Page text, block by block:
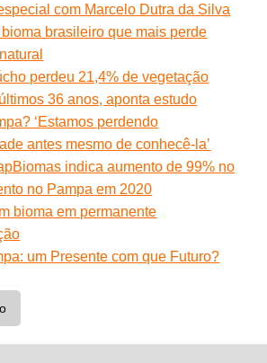
com Marcelo Dutra da Silva
brasileiro que mais perde
perdeu 21,4% de vegetação
36 anos, aponta estudo
‘Estamos perdendo
antes mesmo de conhecê-la’
indica aumento de 99% no
no Pampa em 2020
bioma em permanente
um Presente com que Futuro?